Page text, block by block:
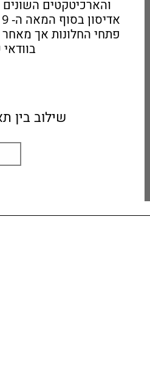
והארכיטקטים
פתחי החלונות אך
שילוב בין